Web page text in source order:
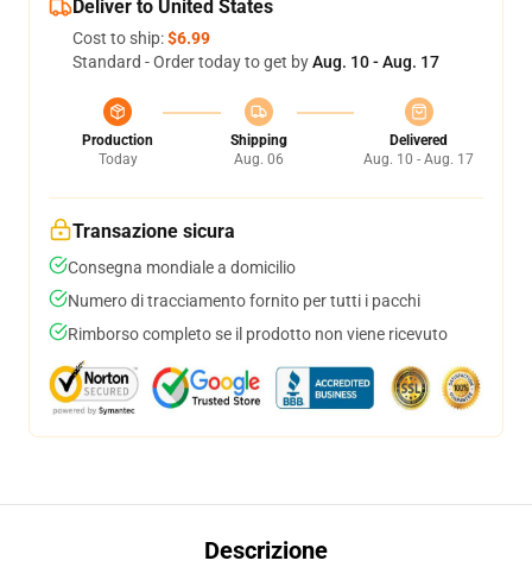
Deliver to United States
Cost to ship:$6.99
Standard - Order today to get byAug. 10 - Aug. 17
Production
Today
Shipping
Aug. 06
Delivered
Aug. 10 - Aug. 17
Transazione sicura
Consegna mondiale a domicilio
Numero di tracciamento fornito per tutti i pacchi
Rimborso completo se il prodotto non viene ricevuto
Descrizione